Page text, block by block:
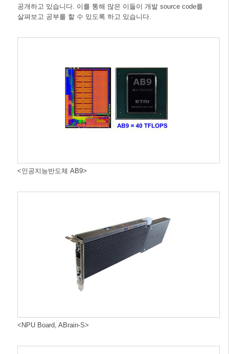
공개하고 있습니다. 이를 통해 많은 이들이 개발 source code를
살펴보고 공부를 할 수 있도록 하고 있습니다.
<인공지능반도체 AB9>
<NPU Board, ABrain-S>